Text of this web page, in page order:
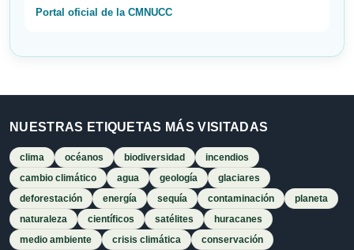
Portal oficial de la CMNUCC
NUESTRAS ETIQUETAS MÁS VISITADAS
clima océanos biodiversidad
incendios
cambio climático
agua geología
glaciares
deforestación
energía sequía contaminación
planeta
naturaleza
científicos satélites
huracanes
medio ambiente
crisis climática
conservación